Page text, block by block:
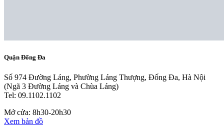
Quận Đống Đa
Số 974 Đường Láng, Phường Láng Thượng, Đống Đa, Hà Nội
(Ngã 3 Đường Láng và Chùa Láng)
Tel: 09.1102.1102
Mở cửa: 8h30-20h30
Xem bản đồ